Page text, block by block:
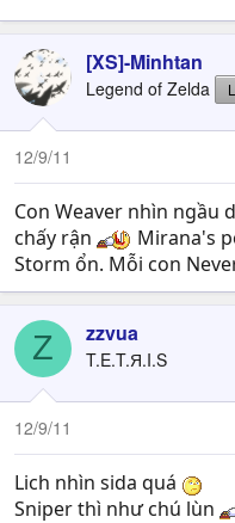
[XS]-Minhtan
Legend of Zelda
12/9/11
Con Weaver nhìn ngầu
chấy rận
Mirana's
Storm ổn. Mỗi con
Z zzvua
T.E.T.Я.I.S
12/9/11
Lich nhìn sida quá
Sniper thì như chú lùn